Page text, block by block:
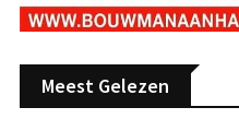
Meest Gelezen